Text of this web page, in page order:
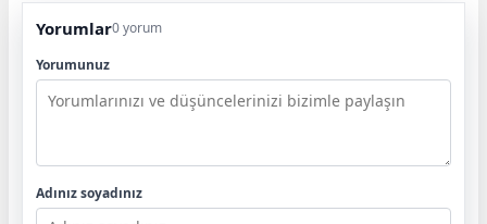
Yorumlar0 yorum
Yorumunuz
Adınız soyadınız